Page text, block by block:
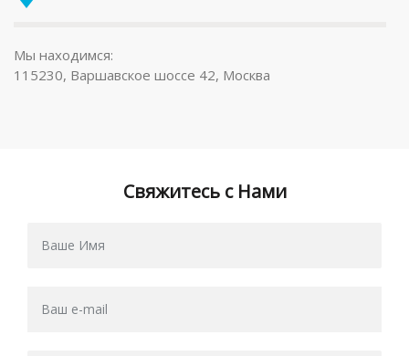
Мы находимся:
115230, Варшавское шоссе 42, Москва
Свяжитесь с Нами